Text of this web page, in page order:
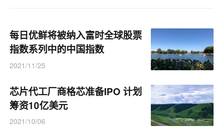
每日优鲜将被纳入富时全球股票
指数系列中的中国指数
2021/11/25
芯片代工厂商格芯准备IPO 计划
筹资10亿美元
2021/10/06